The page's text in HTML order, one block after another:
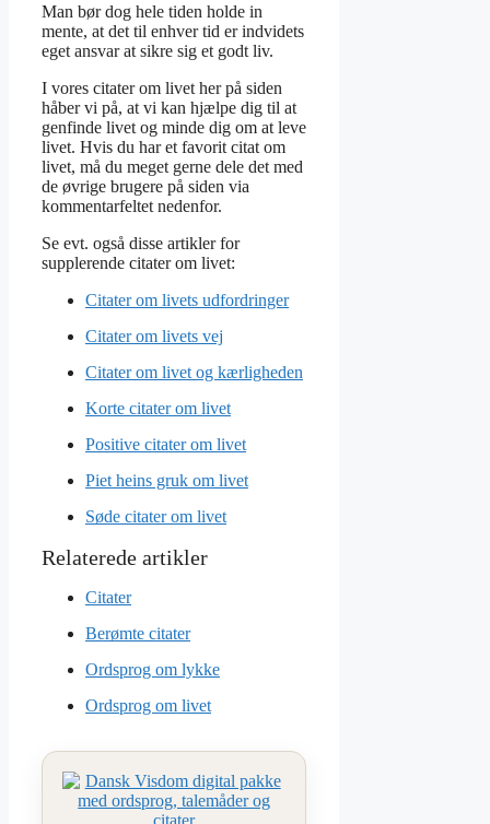
Man bør dog hele tiden holde in
mente, at det til enhver tid er indvidets
eget ansvar at sikre sig et godt liv.
I vores citater om livet her på siden
håber vi på, at vi kan hjælpe dig til at
genfinde livet og minde dig om at leve
livet. Hvis du har et favorit citat om
livet, må du meget gerne dele det med
de øvrige brugere på siden via
kommentarfeltet nedenfor.
Se evt. også disse artikler for
supplerende citater om livet:
Citater om livets udfordringer
Citater om livets vej
Citater om livet og kærligheden
Korte citater om livet
Positive citater om livet
Piet heins gruk om livet
Søde citater om livet
Citater
Berømte citater
Ordsprog om lykke
Ordsprog om livet